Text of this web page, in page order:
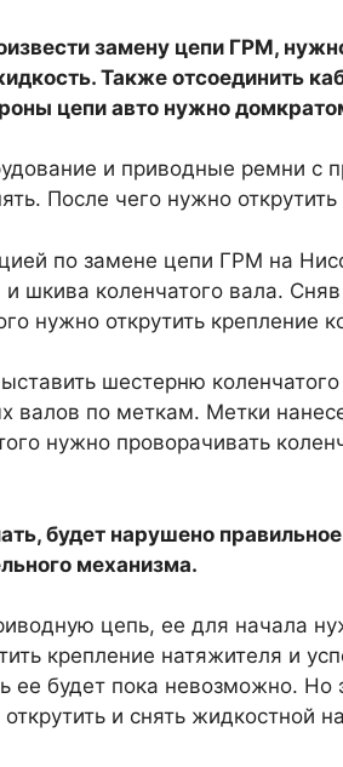
замену цепи ГРМ,
Также отсоединить
цепи авто нужно
и приводные ремни с
После чего нужно
по замене цепи ГРМ на
шкива коленчатого вала.
нужно открутить крепление
шестерню
валов по меткам. Метки
нужно проворачивать
будет нарушено
механизма.
цепь, ее для начала
крепление натяжителя и
ее будет пока невозможно. Но
и снять жидкостной